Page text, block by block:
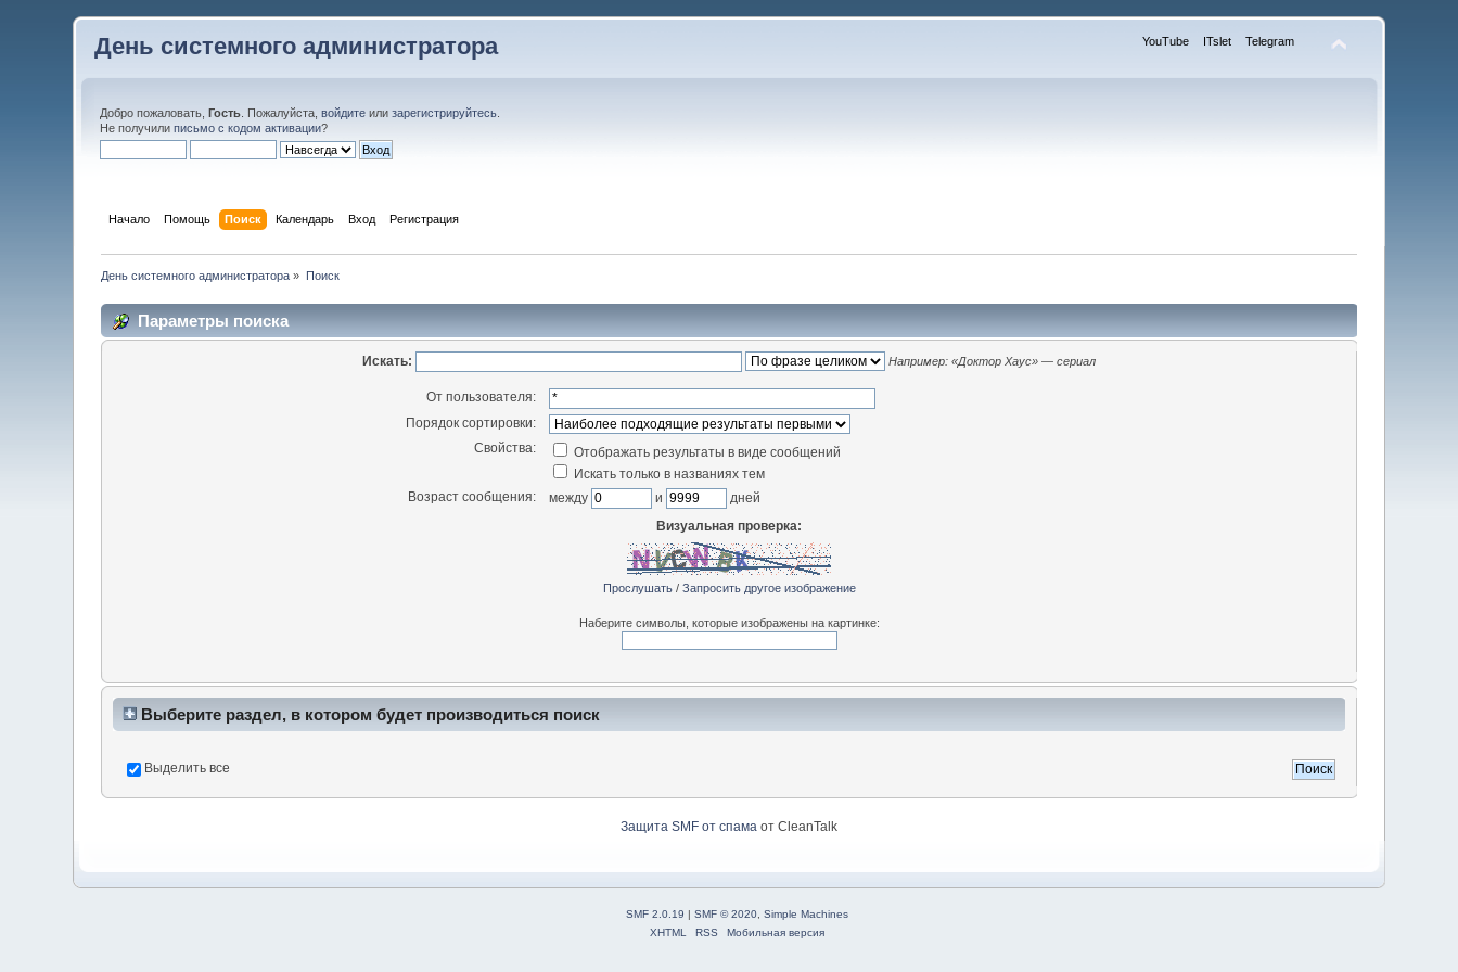
День системного администратора YouTube ITslet Telegram
Добро пожаловать,Гость . Пожалуйста,войдите илизарегистрируйтесь
Не получилиписьмо с кодом активации?
Начало Помощь Поиск Календарь Вход Регистрация
День системного администратора » Поиск
Параметры поиска
Искать: Например: «Доктор Хаус» — сериал
От пользователя:
Порядок сортировки:
Свойства:
Отображать результаты в виде сообщений
Искать только в названиях тем
Возраст сообщения:
между и
дней
Визуальная проверка:
Прослушать/ Запросить другое изображение
Наберите символы, которые изображены на картинке:
Выберите раздел, в котором будет производиться поиск
Выделить все
Защита SMF от спама от CleanTalk
SMF 2.0.19 | SMF © 2020 Simple Machines
XHTML
RSS Мобильная версия